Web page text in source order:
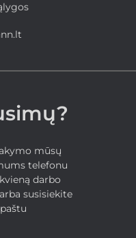
mūsų
telefonu
darbo
susisiekite